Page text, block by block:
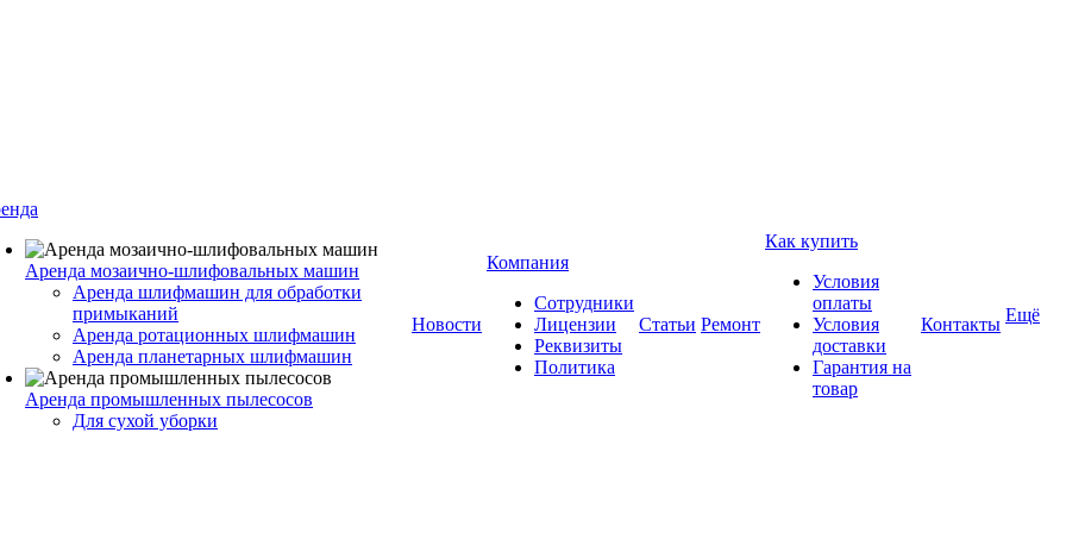
Аренда мозаично-шлифовальных машин
Аренда шлифмашин для обработки
примыканий
Аренда ротационных шлифмашин
Аренда планетарных шлифмашин
Аренда промышленных пылесосов
Для сухой уборки
Новости
Компания
Сотрудники
Лицензии
Реквизиты
Политика
Статьи Ремонт
Как купить
Условия
оплаты
Условия
доставки
Гарантия на
товар
Контакты Ещё